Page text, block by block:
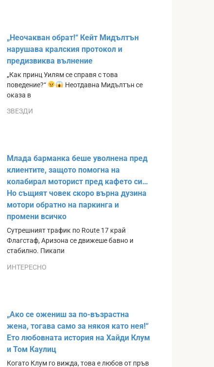
„Неочакван обрат!“ Кейт Мидълтън
нарушава кралския протокол и
предизвиква вълнение
„Как принц Уилям се справя с това
поведение?“
Неотдавна Мидълтън се
оказа в
ЗВЕЗДИ
Млада барманка беше уволнена пред
клиентите, защото помогна на
колабирал моторист пред кафето си…
Но същият човек скоро върна дузина
мотори обратно на паркинга и
промени всичко
Сутрешният трафик по Route 17 край
Флагстаф, Аризона се движеше бавно и
стабилно. Пикапи
ИНТЕРЕСНО
„Ако се ожениш за по-възрастна
жена, тогава само за някоя като нея!“
Ето любовната история на Хайди Клум
и Том Каулиц
Когато Клум го вижда, това е любов от пръв